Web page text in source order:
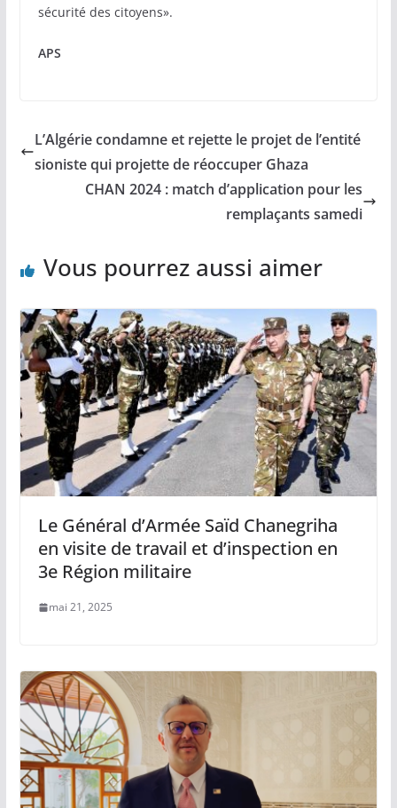
sécurité des citoyens».
APS
L’Algérie condamne et rejette le projet de l’entité
sioniste qui projette de réoccuper Ghaza
CHAN 2024 : match d’application pour les
remplaçants samedi
Vous pourrez aussi aimer
Le Général d’Armée Saïd Chanegriha
en visite de travail et d’inspection en
3e Région militaire
mai 21, 2025